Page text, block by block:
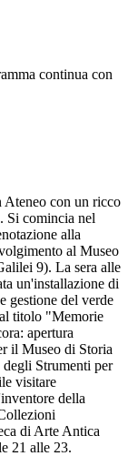
continua con
Ateneo con un ricco
Si comincia nel
alla
al Museo
9). La sera alle
un'installazione di
gestione del verde
titolo "Memorie
apertura
il Museo di Storia
Strumenti per
visitare
della
di Arte Antica
21 alle 23.